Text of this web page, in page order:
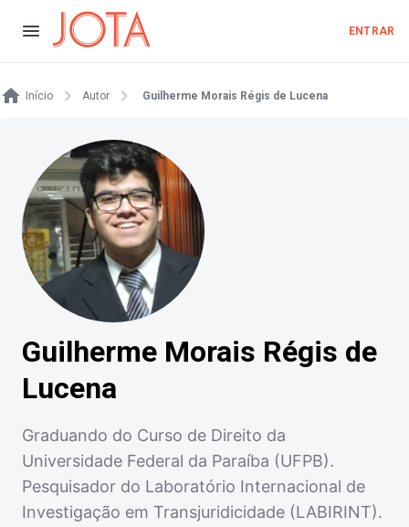
ENTRAR
Início Autor Guilherme Morais Régis de Lucena
Guilherme Morais Régis de
Lucena
Graduando do Curso de Direito da
Universidade Federal da Paraíba (UFPB).
Pesquisador do Laboratório Internacional de
Investigação em Transjuridicidade (LABIRINT).